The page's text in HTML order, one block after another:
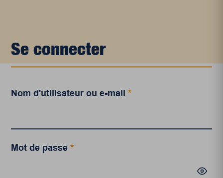
Se connecter
Nom d'utilisateur ou e-mail*
Mot de passe*